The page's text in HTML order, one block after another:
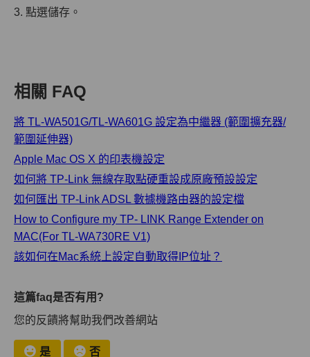
3. 點選儲存。
相關 FAQ
將 TL-WA501G/TL-WA601G 設定為中繼器 (範圍擴充器/
範圍延伸器)
Apple Mac OS X 的印表機設定
如何將 TP-Link 無線存取點硬重設成原廠預設設定
如何匯出 TP-Link ADSL 數據機路由器的設定檔
How to Configure my TP- LINK Range Extender on
MAC(For TL-WA730RE V1)
該如何在Mac系統上設定自動取得IP位址？
這篇faq是否有用?
您的反饋將幫助我們改善網站
是 否